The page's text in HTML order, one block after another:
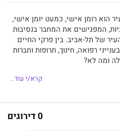
הוא רומן אישי, כמעט יומן אישי,
המפגישים את המחבר בנסיבות
של תל-אביב. בין פרקי החיים
רפואה, חינוך, תרופות וחברות
ומה לא?
פנים ובדרך כלל מתגלה תחתה
קרא/י עוד..
0 דירוגים